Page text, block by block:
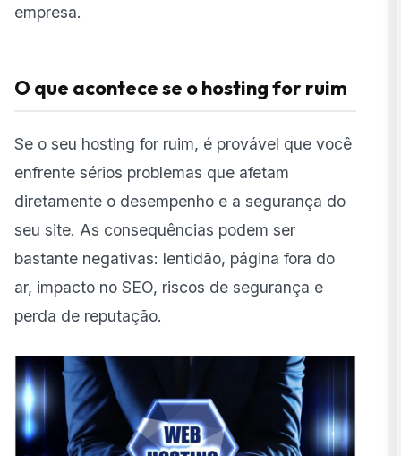
empresa.
O que acontece se o hosting for ruim
Se o seu hosting for ruim, é provável que você
enfrente sérios problemas que afetam
diretamente o desempenho e a segurança do
seu site. As consequências podem ser
bastante negativas: lentidão, página fora do
ar, impacto no SEO, riscos de segurança e
perda de reputação.